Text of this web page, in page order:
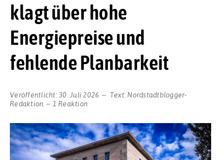
klagt über hohe
Energiepreise und
fehlende Planbarkeit
Veröffentlicht:30. Juli 2026 Text: Nordstadtblogger-
Redaktion
1 Reaktion